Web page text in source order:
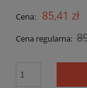
Cena: 85,41 zł
Cena regularna: